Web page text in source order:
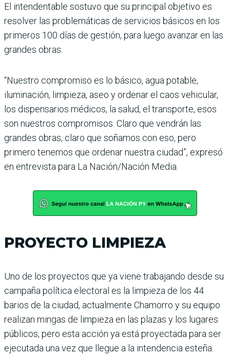
El intendentable sostuvo que su principal objetivo es
resolver las problemáticas de servicios básicos en los
primeros 100 días de gestión, para luego avanzar en las
grandes obras.
“Nuestro compromiso es lo básico, agua potable,
iluminación, limpieza, aseo y ordenar el caos vehicular,
los dispensarios médicos, la salud, el transporte, esos
son nuestros compromisos. Claro que vendrán las
grandes obras, claro que soñamos con eso, pero
primero tenemos que ordenar nuestra ciudad”, expresó
en entrevista para La Nación/Nación Media.
PROYECTO LIMPIEZA
Uno de los proyectos que ya viene trabajando desde su
campaña política electoral es la limpieza de los 44
barios de la ciudad, actualmente Chamorro y su equipo
realizan mingas de limpieza en las plazas y los lugares
públicos, pero esta acción ya está proyectada para ser
ejecutada una vez que llegue a la intendencia esteña.